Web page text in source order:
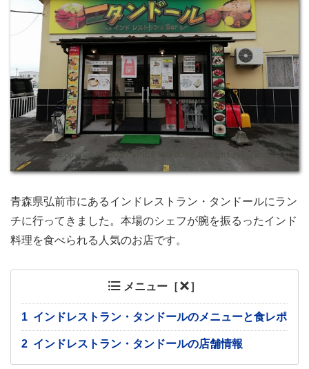
青森県弘前市にあるインドレストラン・タンドールにラン
チに行ってきました。本場のシェフが腕を振るったインド
料理を食べられる人気のお店です。
メニュー［ ］
1 インドレストラン・タンドールのメニューと食レポ
2 インドレストラン・タンドールの店舗情報